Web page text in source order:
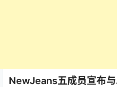
NewJeans五成员宣布